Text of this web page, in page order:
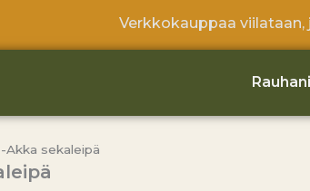
Verkkokauppaa
Akka sekaleipä